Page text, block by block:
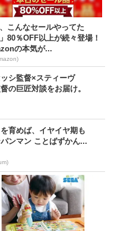
、こんなセールやってた
80％OFF以上が続々登場！
の本気が...
シ監督×スティーヴ
の巨匠対談をお届け。
育めば、イヤイヤ期も
ンマン ことばずかん...